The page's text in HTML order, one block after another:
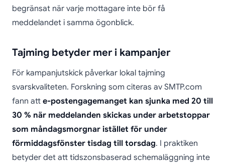
begränsat när varje mottagare inte bör få
meddelandet i samma ögonblick.
Tajming betyder mer i kampanjer
För kampanjutskick påverkar lokal tajming
svarskvaliteten. Forskning som citeras av SMTP.com
fann att e-postengagemanget kan sjunka med 20 till
30 % när meddelanden skickas under arbetstoppar
som måndagsmorgnar istället för under
förmiddagsfönster tisdag till torsdag. I praktiken
betyder det att tidszonsbaserad schemaläggning inte